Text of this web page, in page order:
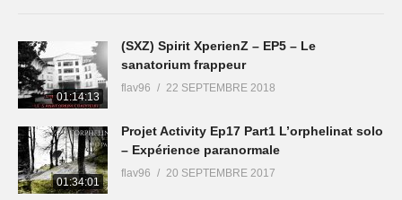
01:14:13
(SXZ) Spirit XperienZ – EP5 – Le
sanatorium frappeur
flav96 22 SEPTEMBRE 2018
01:34:01
Projet Activity Ep17 Part1 L’orphelinat solo
– Expérience paranormale
flav96 20 SEPTEMBRE 2017